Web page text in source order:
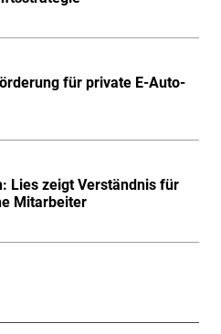
für private E-Auto-
Lies zeigt Verständnis für
Mitarbeiter